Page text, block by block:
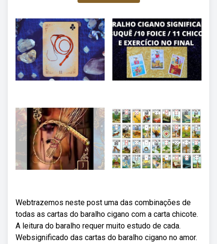
Webtrazemos neste post uma das combinações de
todas as cartas do baralho cigano com a carta chicote.
A leitura do baralho requer muito estudo de cada.
Websignificado das cartas do baralho cigano no amor.